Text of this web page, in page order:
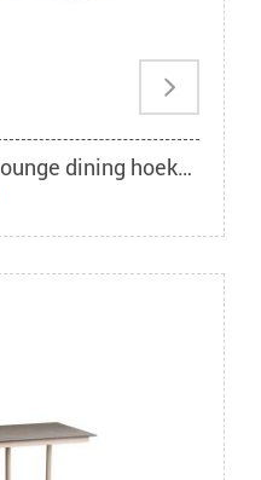
Tierra Outdoor Rivera lounge dining hoekset charcoal